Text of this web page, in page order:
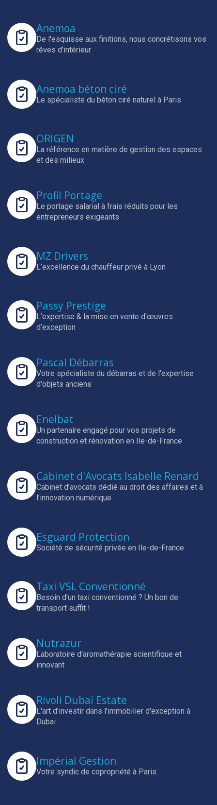
Anemoa
De l'esquisse aux finitions, nous concrétisons vos
rêves d'intérieur
Anemoa béton ciré
Le spécialiste du béton ciré naturel à Paris
ORIGEN
La référence en matière de gestion des espaces
et des milieux
Profil Portage
Le portage salarial à frais réduits pour les
entrepreneurs exigeants
MZ Drivers
L’excellence du chauffeur privé à Lyon
Passy Prestige
L’expertise & la mise en vente d'œuvres
d’exception
Pascal Débarras
Votre spécialiste du débarras et de l'expertise
d'objets anciens
Enelbat
Un partenaire engagé pour vos projets de
construction et rénovation en Ile-de-France
Cabinet d'Avocats Isabelle Renard
Cabinet d’avocats dédié au droit des affaires et à
l’innovation numérique
Esguard Protection
Société de sécurité privée en Ile-de-France
Taxi VSL Conventionné
Besoin d'un taxi conventionné ? Un bon de
transport suffit !
Nutrazur
Laboratoire d'aromathérapie scientifique et
innovant
Rivoli Dubaï Estate
L'art d'investir dans l'immobilier d'exception à
Dubaï
Impérial Gestion
Votre syndic de copropriété à Paris